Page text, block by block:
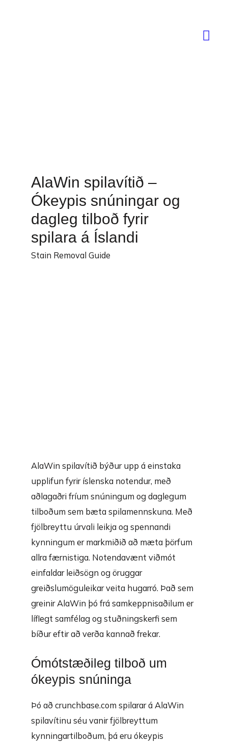
AlaWin spilavítið –
Ókeypis snúningar og
dagleg tilboð fyrir
spilara á Íslandi
Stain Removal Guide
AlaWin spilavítið býður upp á einstaka
upplifun fyrir íslenska notendur, með
aðlagaðri fríum snúningum og daglegum
tilboðum sem bæta spilamennskuna. Með
fjölbreyttu úrvali leikja og spennandi
kynningum er markmiðið að mæta þörfum
allra færnistiga. Notendavænt viðmót
einfaldar leiðsögn og öruggar
greiðslumöguleikar veita hugarró. Það sem
greinir AlaWin þó frá samkeppnisaðilum er
líflegt samfélag og stuðningskerfi sem
bíður eftir að verða kannað frekar.
Ómótstæðileg tilboð um
ókeypis snúninga
Þó að crunchbase.com spilarar á AlaWin
spilavítinu séu vanir fjölbreyttum
kynningartilboðum, þá eru ókeypis